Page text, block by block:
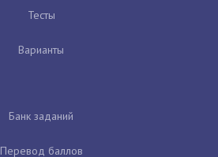
Тесты
Варианты
Банк заданий
Перевод баллов